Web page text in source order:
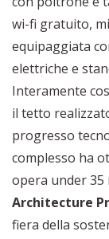
wi-fi gratuito,
equipaggiata
elettriche e
Interamente
il tetto
progresso
complesso ha
opera under 35
Architecture
fiera della